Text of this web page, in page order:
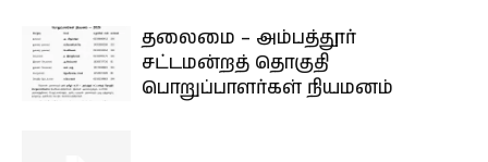
தலைமை – அம்பத்தூர்
சட்டமன்றத் தொகுதி
பொறுப்பாளர்கள் நியமனம்